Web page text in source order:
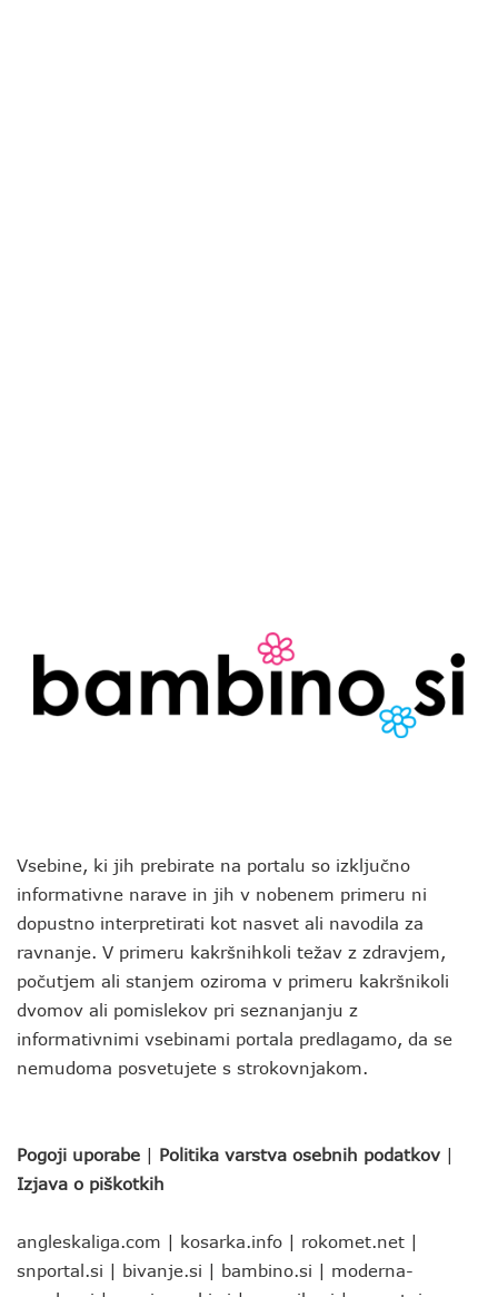
Vsebine, ki jih prebirate na portalu so izključno
informativne narave in jih v nobenem primeru ni
dopustno interpretirati kot nasvet ali navodila za
ravnanje. V primeru kakršnihkoli težav z zdravjem,
počutjem ali stanjem oziroma v primeru kakršnikoli
dvomov ali pomislekov pri seznanjanju z
informativnimi vsebinami portala predlagamo, da se
nemudoma posvetujete s strokovnjakom.
Pogoji uporabe | Politika varstva osebnih podatkov |
Izjava o piškotkih
angleskaliga.com | kosarka.info | rokomet.net |
snportal.si | bivanje.si | bambino.si | moderna-